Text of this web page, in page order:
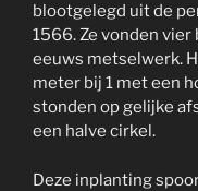
blootgelegd uit de
1566. Ze vonden
eeuws metselwerk.
meter bij 1 met een
stonden op gelijke
een halve cirkel.
Deze inplanting